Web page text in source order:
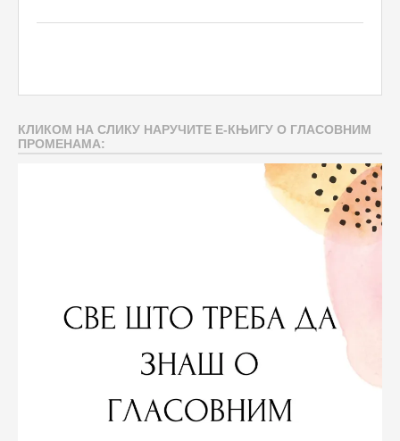
КЛИКОМ НА СЛИКУ НАРУЧИТЕ Е-КЊИГУ О ГЛАСОВНИМ
ПРОМЕНАМА: